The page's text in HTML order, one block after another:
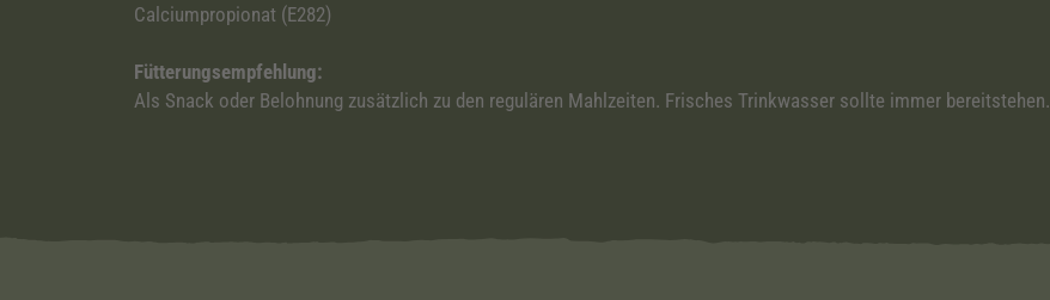
Calciumpropionat (E282)
Fütterungsempfehlung:
Als Snack oder Belohnung zusätzlich zu den regulären Mahlzeiten. Frisches Trinkwasser sollte immer bereitstehen.